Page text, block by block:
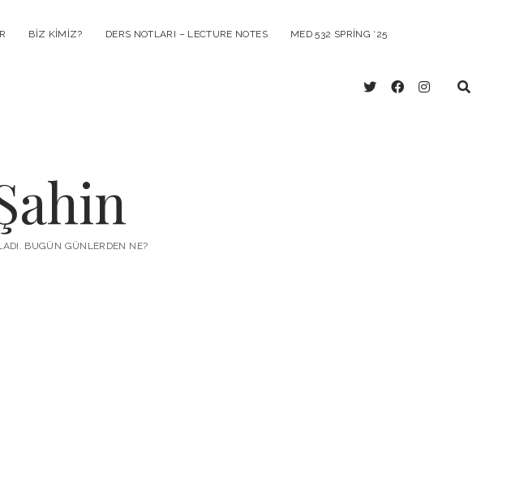
BIZ KIMIZ? DERS NOTLARI – LECTURE NOTES MED 532 SPRING ‘25
twitterfacebook
instagram
BUGÜN GÜNLERDEN NE?